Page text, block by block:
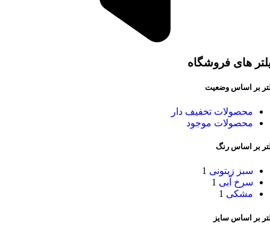
های فروشگاه
بر اساس وضعیت
محصولات تخفیف دار
محصولات موجود
بر اساس رنگ
سبز زیتونی 1
سرخ آبی 1
مشکی 1
بر اساس سایز